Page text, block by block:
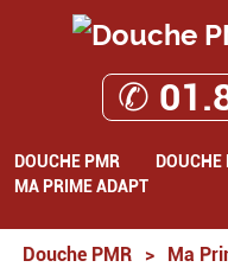
✆
DOUCHE PMR DOUCHE
MA PRIME ADAPT
Douche PMR > Ma